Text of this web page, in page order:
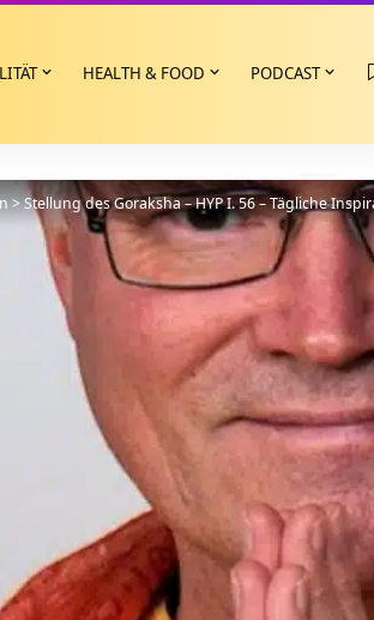
HEALTH & FOOD PODCAST
>Stellung des Goraksha – HYP I. 56 – Tägliche